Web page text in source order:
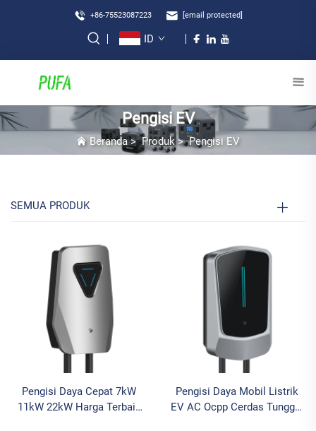
+86-75523087223 [email protected]
ID
Pengisi EV
Beranda>Produk >Pengisi EV
SEMUA PRODUK
Pengisi Daya Cepat 7kW
11kW 22kW Harga Terbaik
Pengisi Daya Mobil Listrik
EV AC Ocpp Cerdas Tunggal